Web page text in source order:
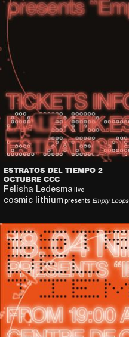
ESTRATOS DEL TIEMPO 2
OCTUBRE CCC
Felisha Ledesma live
cosmic lithiumpresents Empty Loops